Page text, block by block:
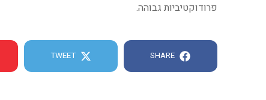
פרודוקטיביות גבוהה.
SHARE
TWEET